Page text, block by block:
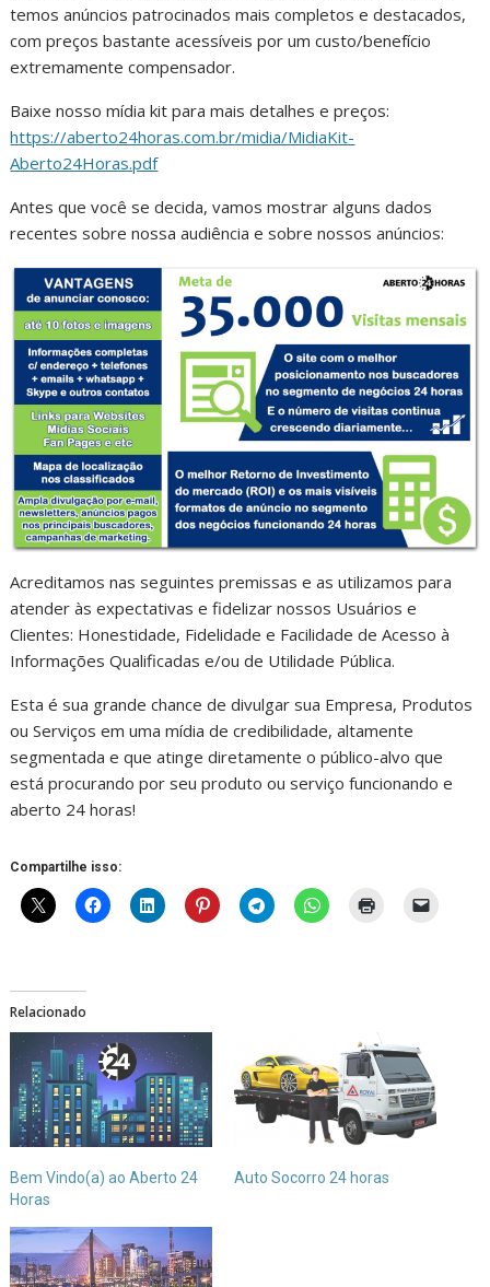
temos anúncios patrocinados mais completos e destacados,
com preços bastante acessíveis por um custo/benefício
extremamente compensador.
Baixe nosso mídia kit para mais detalhes e preços:
https://aberto24horas.com.br/midia/MidiaKit-
Aberto24Horas.pdf
Antes que você se decida, vamos mostrar alguns dados
recentes sobre nossa audiência e sobre nossos anúncios:
Acreditamos nas seguintes premissas e as utilizamos para
atender às expectativas e fidelizar nossos Usuários e
Clientes: Honestidade, Fidelidade e Facilidade de Acesso à
Informações Qualificadas e/ou de Utilidade Pública.
Esta é sua grande chance de divulgar sua Empresa, Produtos
ou Serviços em uma mídia de credibilidade, altamente
segmentada e que atinge diretamente o público-alvo que
está procurando por seu produto ou serviço funcionando e
aberto 24 horas!
Compartilhe isso:
Relacionado
Bem Vindo(a) ao Aberto 24
Horas
Auto Socorro 24 horas